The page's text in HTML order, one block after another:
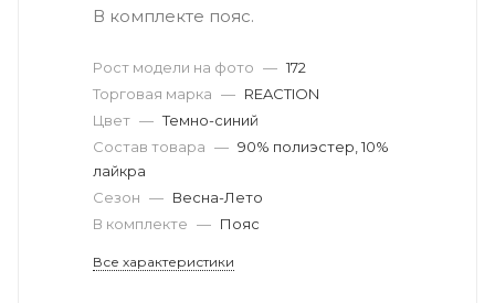
В комплекте пояс.
Рост модели на фото — 172
Торговая марка — REACTION
Цвет — Темно-синий
Состав товара — 90% полиэстер, 10%
лайкра
Сезон — Весна-Лето
В комплекте — Пояс
Все характеристики